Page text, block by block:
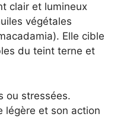
clair et lumineux
végétales
Elle cible
du teint terne et
ou stressées.
légère et son action